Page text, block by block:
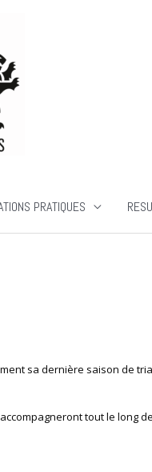
PRATIQUES
sa dernière saison de
tout le long